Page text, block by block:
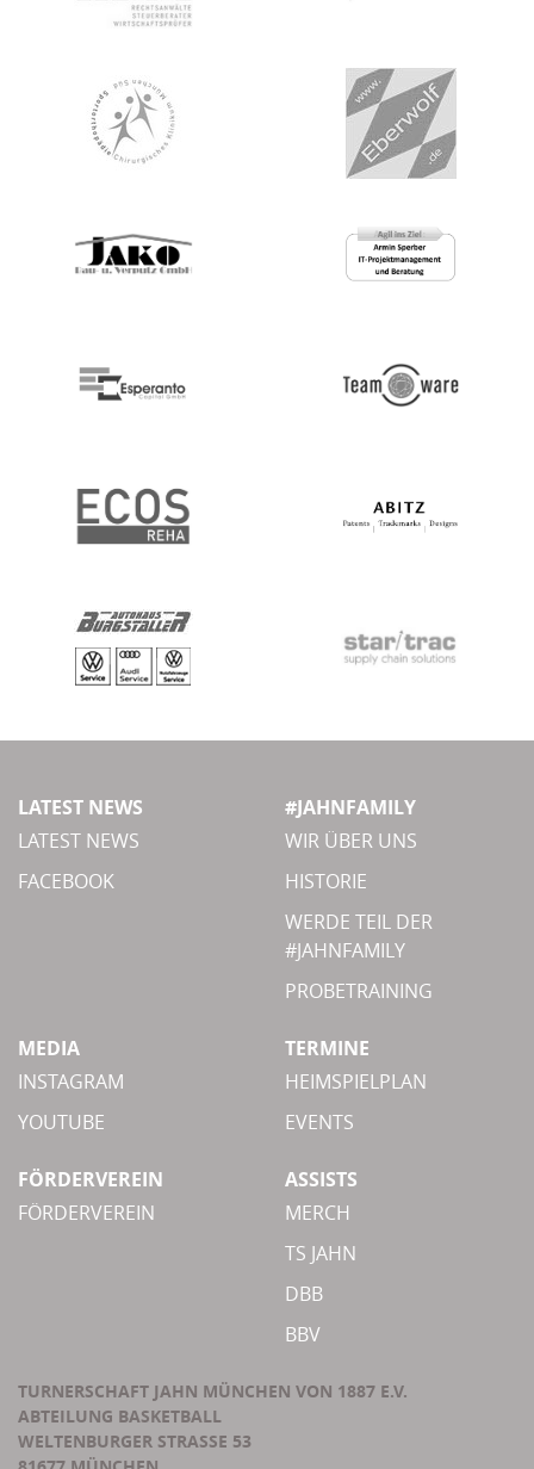
LATEST NEWS
LATEST NEWS
FACEBOOK
#JAHNFAMILY
WIR ÜBER UNS
HISTORIE
WERDE TEIL DER
#JAHNFAMILY
PROBETRAINING
MEDIA
INSTAGRAM
YOUTUBE
TERMINE
HEIMSPIELPLAN
EVENTS
FÖRDERVEREIN
FÖRDERVEREIN
ASSISTS
MERCH
TS JAHN
DBB
BBV
TURNERSCHAFT JAHN MÜNCHEN VON 1887 E.V.
ABTEILUNG BASKETBALL
WELTENBURGER STRASSE 53